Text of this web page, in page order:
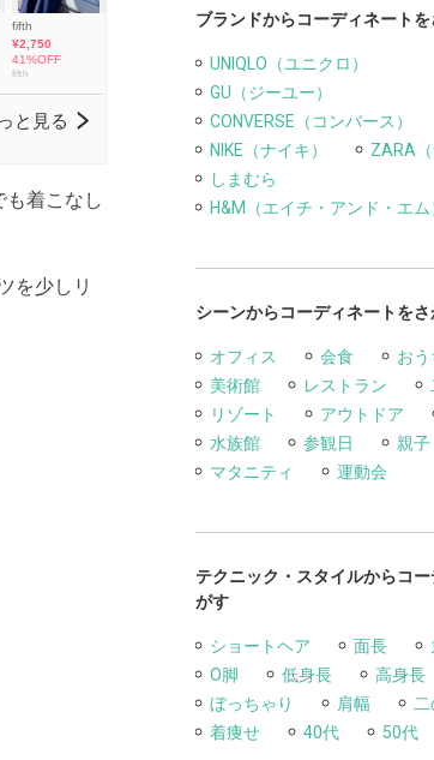
着こなし
を少しリ
ブランドからコーディネート
UNIQLO（ユニクロ）
GU（ジーユー）
CONVERSE（コンバース）
NIKE（ナイキ）
ZARA（
しまむら
H&M（エイチ・アンド・エム
シーンからコーディネートをさ
オフィス 会食
おう
美術館
レストラン
リゾート
アウトドア
水族館
参観日
親子
マタニティ
運動会
テクニック・スタイルからコ
がす
ショートヘア 面長
O脚
低身長
高身長
ぼっちゃり
肩幅
着痩せ
40代 50代